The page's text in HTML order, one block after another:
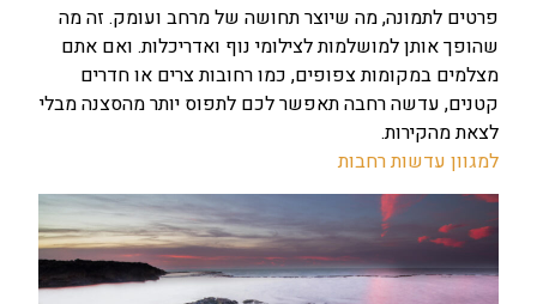
פרטים לתמונה, מה שיוצר תחושה של מרחב ועומק. זה מה
שהופך אותן למושלמות לצילומי נוף ואדריכלות. ואם אתם
מצלמים במקומות צפופים, כמו רחובות צרים או חדרים
קטנים, עדשה רחבה תאפשר לכם לתפוס יותר מהסצנה מבלי
לצאת מהקירות.
למגוון עדשות רחבות